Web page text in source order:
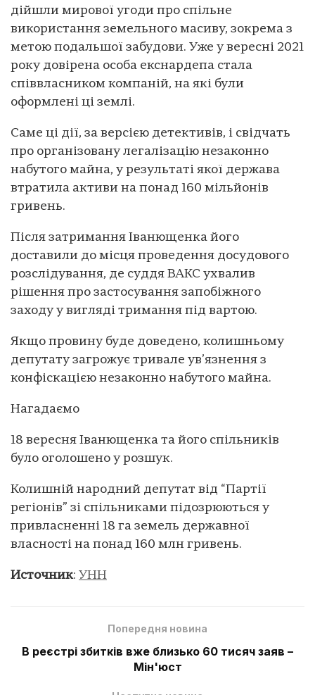
дійшли мирової угоди про спільне
використання земельного масиву, зокрема з
метою подальшої забудови. Уже у вересні 2021
року довірена особа екснардепа стала
співвласником компаній, на які були
оформлені ці землі.
Саме ці дії, за версією детективів, і свідчать
про організовану легалізацію незаконно
набутого майна, у результаті якої держава
втратила активи на понад 160 мільйонів
гривень.
Після затримання Іванющенка його
доставили до місця проведення досудового
розслідування, де суддя ВАКС ухвалив
рішення про застосування запобіжного
заходу у вигляді тримання під вартою.
Якщо провину буде доведено, колишньому
депутату загрожує тривале ув’язнення з
конфіскацією незаконно набутого майна.
Нагадаємо
18 вересня Іванющенка та його спільників
було оголошено у розшук.
Колишній народний депутат від “Партії
регіонів” зі спільниками підозрюються у
привласненні 18 га земель державної
власності на понад 160 млн гривень.
Источник: УНН
Попередня новина
В реєстрі збитків вже близько 60 тисяч заяв –
Мін'юст